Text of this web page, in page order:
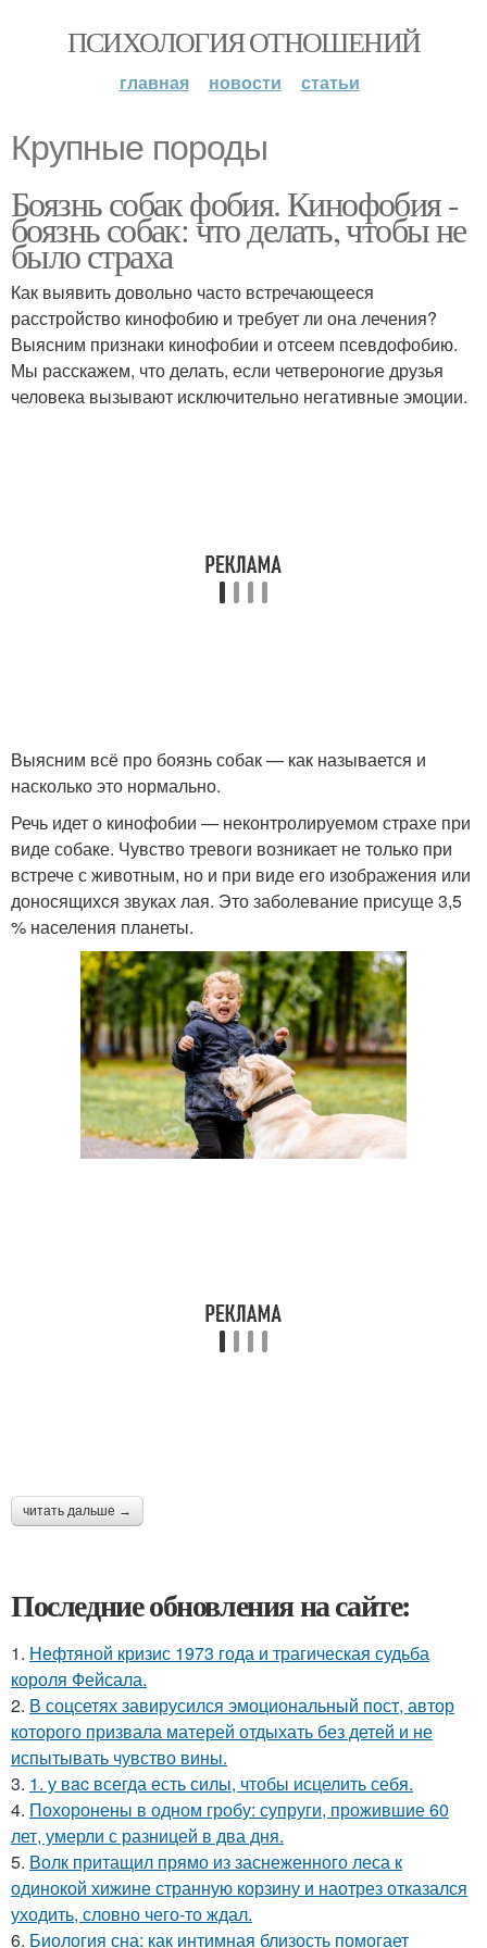
ПСИХОЛОГИЯ ОТНОШЕНИЙ
главная новости статьи
Крупные породы
Боязнь собак фобия. Кинофобия -
боязнь собак: что делать, чтобы не
было страха
Как выявить довольно часто встречающееся
расстройство кинофобию и требует ли она лечения?
Выясним признаки кинофобии и отсеем псевдофобию.
Мы расскажем, что делать, если четвероногие друзья
человека вызывают исключительно негативные эмоции.
Выясним всё про боязнь собак — как называется и
насколько это нормально.
Речь идет о кинофобии — неконтролируемом страхе при
виде собаке. Чувство тревоги возникает не только при
встрече с животным, но и при виде его изображения или
доносящихся звуках лая. Это заболевание присуще 3,5
% населения планеты.
читать дальше →
Последние обновления на сайте:
1. Нефтяной кризис 1973 года и трагическая судьба
короля Фейсала.
2. В соцсетях завирусился эмоциональный пост, автор
которого призвала матерей отдыхать без детей и не
испытывать чувство вины.
3. 1. у вac всегда есть силы, чтобы исцелить себя.
4. Похоронены в одном гробу: супруги, прожившие 60
лет, умерли с разницей в два дня.
5. Волк притащил прямо из заснеженного леса к
одинокой хижине странную корзину и наотрез отказался
уходить, словно чего-то ждал.
6. Биология сна: как интимная близость помогает